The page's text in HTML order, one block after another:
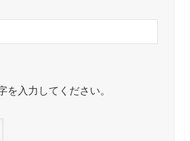
を入力してください。